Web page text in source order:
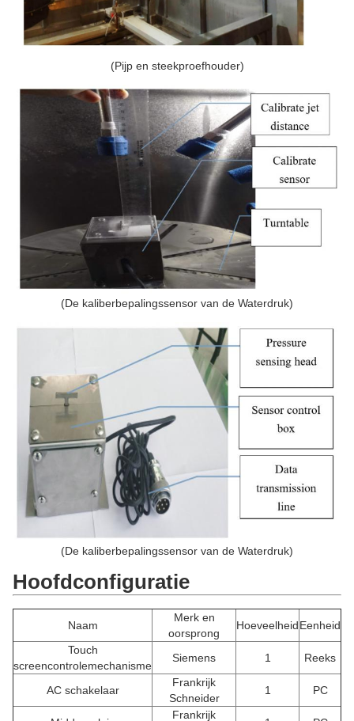
(Pijp en steekproefhouder)
(De kaliberbepalingssensor van de Waterdruk)
(De kaliberbepalingssensor van de Waterdruk)
Hoofdconfiguratie
Naam
Merk en
oorsprong
HoeveelheidEenheid
Touch
screencontrolemechanisme
Siemens 1 Reeks
AC schakelaar
Frankrijk
Schneider
1 PC
Frankrijk